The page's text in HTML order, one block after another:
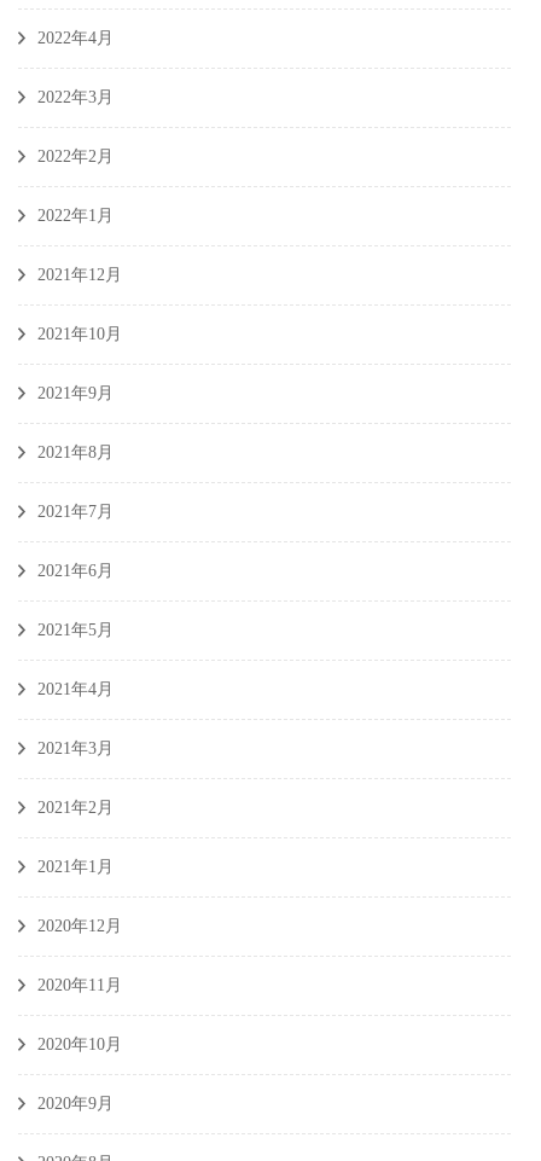
2022年4月
2022年3月
2022年2月
2022年1月
2021年12月
2021年10月
2021年9月
2021年8月
2021年7月
2021年6月
2021年5月
2021年4月
2021年3月
2021年2月
2021年1月
2020年12月
2020年11月
2020年10月
2020年9月